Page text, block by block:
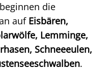
die
auf Eisbären,
Lemminge,
Schneeeulen,
.